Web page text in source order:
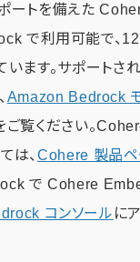
ートを備えた
で利用可能で、12
います。サポートさ
Amazon Bedrock
ご覧ください。
は、Cohere 製品ペ
で Cohere
コンソール に